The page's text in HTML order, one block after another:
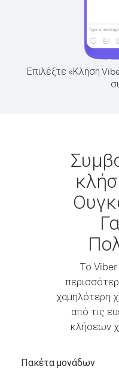
Επιλέξτε «Κλήση
Το
χαμηλότερη
από τις
κλήσεων
Πακέτα μονάδων